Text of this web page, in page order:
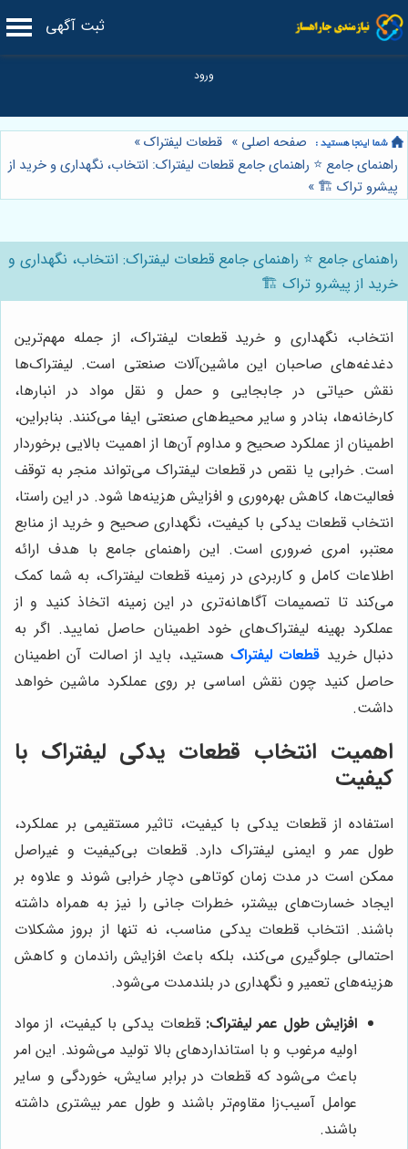
ثبت آگهی
صفحه اصلی » قطعات لیفتراک»
راهنمای جامع ⭐️ راهنمای جامع قطعات لیفتراک: انتخاب، نگهداری و خرید از
پیشرو تراک 🏗️ »
راهنمای جامع ⭐️ راهنمای جامع قطعات لیفتراک: انتخاب، نگهداری و
خرید از پیشرو تراک 🏗️
انتخاب، نگهداری و خرید قطعات لیفتراک، از جمله مهم‌ترین
دغدغه‌های صاحبان این ماشین‌آلات صنعتی است. لیفتراک‌ها
نقش حیاتی در جابجایی و حمل و نقل مواد در انبارها،
کارخانه‌ها، بنادر و سایر محیط‌های صنعتی ایفا می‌کنند. بنابراین،
اطمینان از عملکرد صحیح و مداوم آن‌ها از اهمیت بالایی برخوردار
است. خرابی یا نقص در قطعات لیفتراک می‌تواند منجر به توقف
فعالیت‌ها، کاهش بهره‌وری و افزایش هزینه‌ها شود. در این راستا،
انتخاب قطعات یدکی با کیفیت، نگهداری صحیح و خرید از منابع
معتبر، امری ضروری است. این راهنمای جامع با هدف ارائه
اطلاعات کامل و کاربردی در زمینه قطعات لیفتراک، به شما کمک
می‌کند تا تصمیمات آگاهانه‌تری در این زمینه اتخاذ کنید و از
عملکرد بهینه لیفتراک‌های خود اطمینان حاصل نمایید. اگر به
دنبال خرید قطعات لیفتراک هستید، باید از اصالت آن اطمینان
حاصل کنید چون نقش اساسی بر روی عملکرد ماشین خواهد
داشت.
اهمیت انتخاب قطعات یدکی لیفتراک با
کیفیت
استفاده از قطعات یدکی با کیفیت، تاثیر مستقیمی بر عملکرد،
طول عمر و ایمنی لیفتراک دارد. قطعات بی‌کیفیت و غیراصل
ممکن است در مدت زمان کوتاهی دچار خرابی شوند و علاوه بر
ایجاد خسارت‌های بیشتر، خطرات جانی را نیز به همراه داشته
باشند. انتخاب قطعات یدکی مناسب، نه تنها از بروز مشکلات
احتمالی جلوگیری می‌کند، بلکه باعث افزایش راندمان و کاهش
هزینه‌های تعمیر و نگهداری در بلندمدت می‌شود.
افزایش طول عمر لیفتراک: قطعات یدکی با کیفیت، از مواد
اولیه مرغوب و با استانداردهای بالا تولید می‌شوند. این امر
باعث می‌شود که قطعات در برابر سایش، خوردگی و سایر
عوامل آسیب‌زا مقاوم‌تر باشند و طول عمر بیشتری داشته
باشند.